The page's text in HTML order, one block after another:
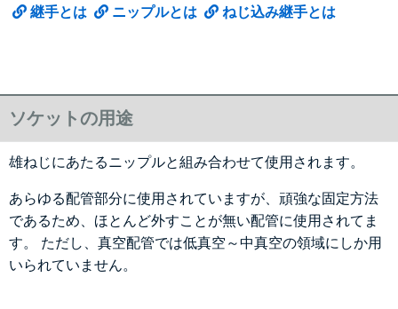
継手とは
ニップルとは ねじ込み継手とは
ソケットの用途
雄ねじにあたるニップルと組み合わせて使用されます。
あらゆる配管部分に使用されていますが、頑強な固定方法
であるため、ほとんど外すことが無い配管に使用されてま
す。 ただし、真空配管では低真空～中真空の領域にしか用
いられていません。